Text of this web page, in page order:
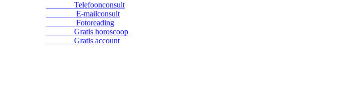
Telefoonconsult
E-mailconsult
Fotoreading
Gratis horoscoop
Gratis account